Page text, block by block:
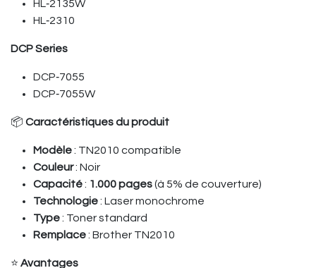
HL‑2135W
HL‑2310
DCP Series
DCP‑7055
DCP‑7055W
📦 Caractéristiques du produit
Modèle: TN2010 compatible
Couleur: Noir
Capacité: 1.000 pages(à 5% de couverture)
Technologie: Laser monochrome
Type: Toner standard
Remplace: Brother TN2010
⭐ Avantages